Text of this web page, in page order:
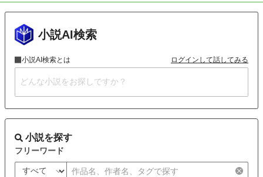
小説AI検索
小説AI検索とは ログインして話してみる
小説を探す
フリーワード